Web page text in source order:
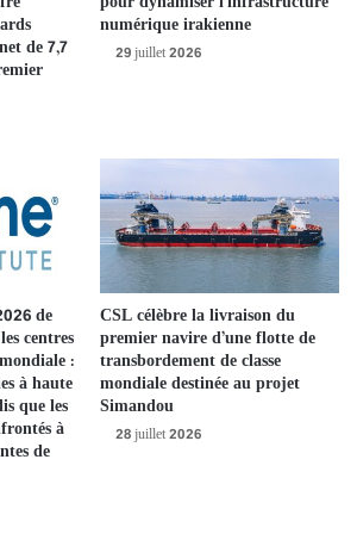
de sa détermination à faire du G700
tout-terrain premium.
une première dans la carrière de
automobile. Figure majeure du design
œuvres font partie des collections du
(MoMA), elle confère à ce projet une
exceptionnelles à l’échelle de
séduite par la “vitalité” singulière du
que les produits industriels
pas. Pour elle, le G700 n’est pas un
performance : c’est un pont culturel entre
l’exploration des territoires les plus bruts.
la série G pour atteindre l’essence du
parfaitement avec la conviction
le monde par le design. Leur
envers une vision de long terme de la
de 7,7
numérique irakienne
29 juillet 2026
de
centres
:
à haute
que les
à
de
CSL célèbre la livraison du
premier navire d’une flotte de
transbordement de classe
mondiale destinée au projet
Simandou
28 juillet 2026